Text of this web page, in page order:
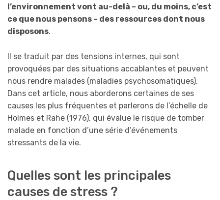
l’environnement vont au-delà – ou, du moins, c’est
ce que nous pensons – des ressources dont nous
disposons.
Il se traduit par des tensions internes, qui sont
provoquées par des situations accablantes et peuvent
nous rendre malades (maladies psychosomatiques).
Dans cet article, nous aborderons certaines de ses
causes les plus fréquentes et parlerons de l’échelle de
Holmes et Rahe (1976), qui évalue le risque de tomber
malade en fonction d’une série d’événements
stressants de la vie.
Quelles sont les principales
causes de stress ?